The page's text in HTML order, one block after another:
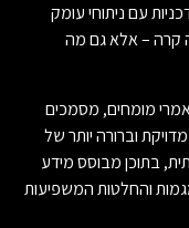
עם ניתוחי עומק
קרה – אלא גם מה
מומחים, מסמכים
וברורה יותר של
בתוכן מבוסס מידע
והחלטות המשפיעות